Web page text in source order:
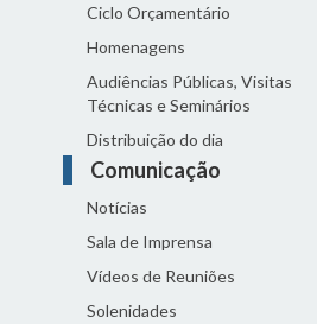
Ciclo Orçamentário
Homenagens
Audiências Públicas, Visitas
Técnicas e Seminários
Distribuição do dia
Comunicação
Notícias
Sala de Imprensa
Vídeos de Reuniões
Solenidades